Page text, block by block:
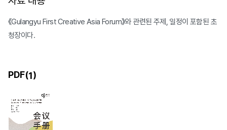
《Gulangyu First Creative Asia Forum》와 관련된 주제, 일정이 포함된 초
청장이다.
PDF(1)